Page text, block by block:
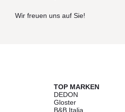
Wir freuen uns auf Sie!
TOP MARKEN
DEDON
Gloster
B&B Italia